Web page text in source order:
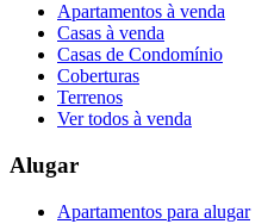
Apartamentos à venda
Casas à venda
Casas de Condomínio
Coberturas
Terrenos
Ver todos à venda
Alugar
Apartamentos para alugar